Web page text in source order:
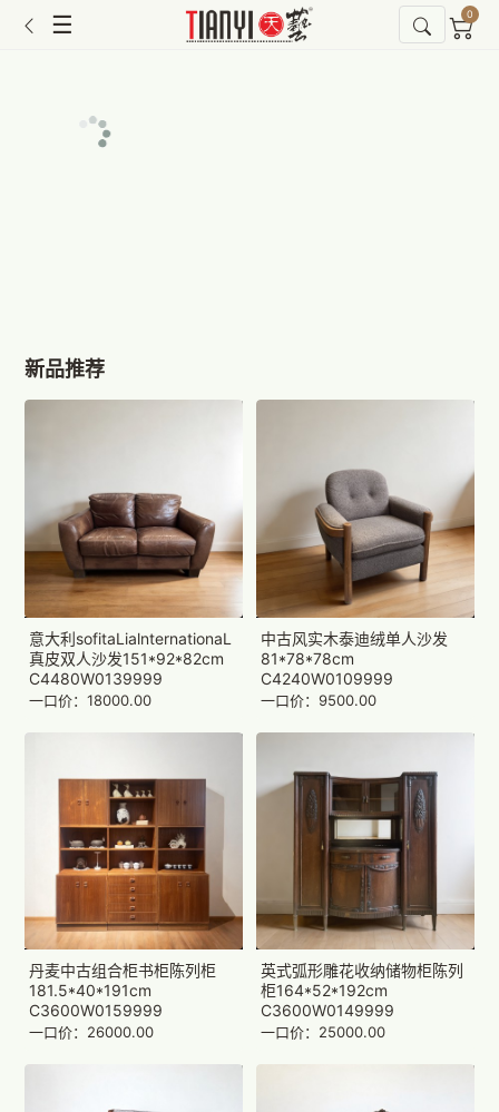
☰ 0
新品推荐
意大利sofitaLialnternationaL
真皮双人沙发151*92*82cm
C4480W0139999
一口价：18000.00
中古风实木泰迪绒单人沙发
81*78*78cm
C4240W0109999
一口价：9500.00
丹麦中古组合柜书柜陈列柜
181.5*40*191cm
C3600W0159999
一口价：26000.00
英式弧形雕花收纳储物柜陈列
柜164*52*192cm
C3600W0149999
一口价：25000.00